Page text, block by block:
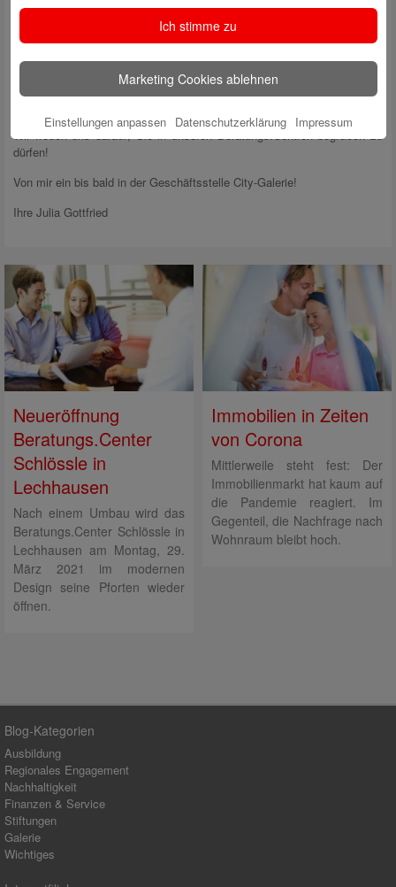
Auch die Stadtsparkasse Augsburg bietet hier hilfreiche Informationen,
die das Thema Gesundheit aufgreifen. Wir beraten und geben
Möglichkeiten einer professionellen Beratung in Ihrer Stadtsparkasse
und vereinbaren Sie ein Beratungsgespräch mit Ihrem persönlichen
Wir freuen uns darauf, Sie in unseren Beratungs.Centren begrüßen zu
dürfen!
Von mir ein bis bald in der Geschäftsstelle City-Galerie!
Ihre Julia Gottfried
Neueröffnung
Beratungs.Center
Schlössle in
Lechhausen
Nach einem Umbau wird das
Beratungs.Center Schlössle in
Lechhausen am Montag, 29.
März 2021 im modernen
Design seine Pforten wieder
öffnen.
Immobilien in Zeiten
von Corona
Mittlerweile steht fest: Der
Immobilienmarkt hat kaum auf
die Pandemie reagiert. Im
Gegenteil, die Nachfrage nach
Wohnraum bleibt hoch.
Blog-Kategorien
Ausbildung
Regionales Engagement
Nachhaltigkeit
Finanzen & Service
Stiftungen
Galerie
Wichtiges
Ich stimme zu
Marketing Cookies ablehnen
Einstellungen anpassen Datenschutzerklärung Impressum